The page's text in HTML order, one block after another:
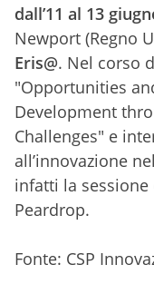
dall’11 al 13
Newport (Regno
Eris@. Nel corso
"Opportunities
Development
Challenges" e
all’innovazione
infatti la
Peardrop.
Fonte: CSP